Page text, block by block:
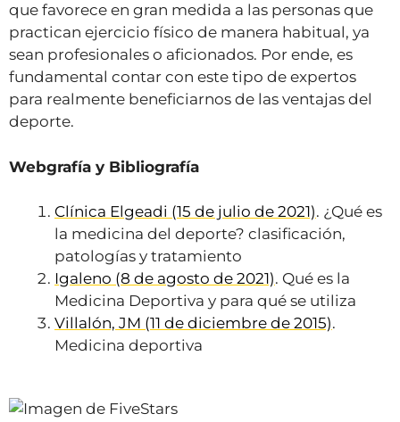
que favorece en gran medida a las personas que
practican ejercicio físico de manera habitual, ya
sean profesionales o aficionados. Por ende, es
fundamental contar con este tipo de expertos
para realmente beneficiarnos de las ventajas del
deporte.
Webgrafía y Bibliografía
Clínica Elgeadi (15 de julio de 2021). ¿Qué es
la medicina del deporte? clasificación,
patologías y tratamiento
Igaleno (8 de agosto de 2021). Qué es la
Medicina Deportiva y para qué se utiliza
Villalón, JM (11 de diciembre de 2015).
Medicina deportiva